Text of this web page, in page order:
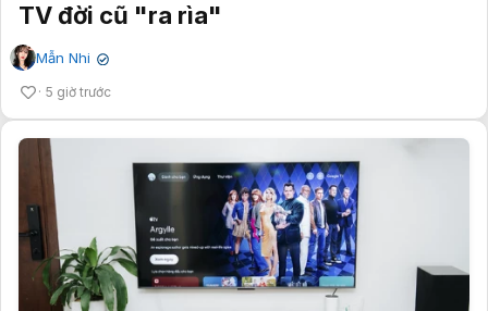
TV đời cũ "ra rìa"
Mẫn Nhi ✔
5 giờ trước